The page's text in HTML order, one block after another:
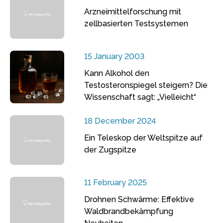
Arzneimittelforschung mit
zellbasierten Testsystemen
15 January 2003
Kann Alkohol den
Testosteronspiegel steigern? Die
Wissenschaft sagt: „Vielleicht“
18 December 2024
Ein Teleskop der Weltspitze auf
der Zugspitze
11 February 2025
Drohnen Schwärme: Effektive
Waldbrandbekämpfung